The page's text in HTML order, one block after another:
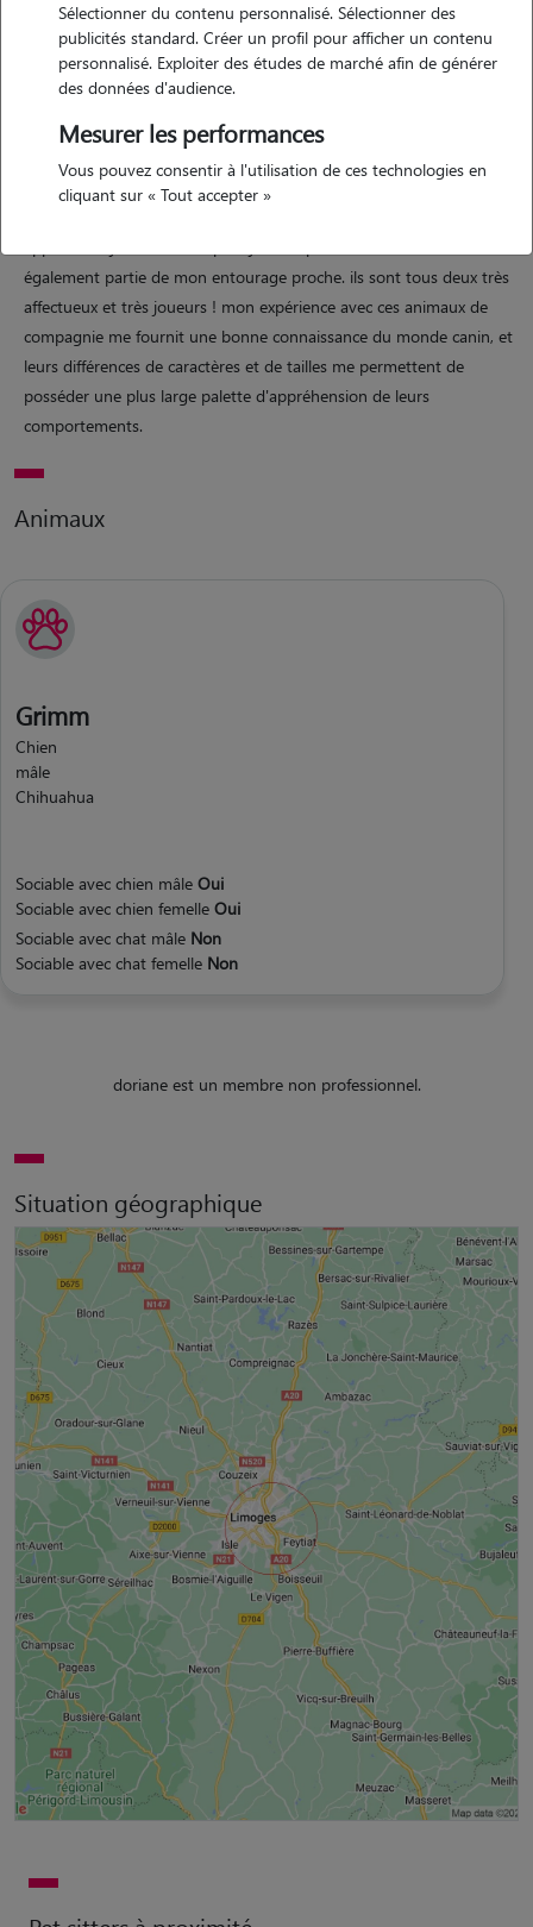
mieux pour prendre bien soin d'eux en l'absence de leurs familles.
membres. il possède un très fort caractère ! nous avons appris à vivre
également partie de mon entourage proche. ils sont tous deux très
affectueux et très joueurs ! mon expérience avec ces animaux de
compagnie me fournit une bonne connaissance du monde canin, et
leurs différences de caractères et de tailles me permettent de
posséder une plus large palette d'appréhension de leurs
comportements.
Animaux
Grimm
Chien
mâle
Chihuahua
Sociable avec chien mâle Oui
Sociable avec chien femelle Oui
Sociable avec chat mâle Non
Sociable avec chat femelle Non
doriane est un membre non professionnel.
Situation géographique
Sélectionner du contenu personnalisé. Sélectionner des
publicités standard. Créer un profil pour afficher un contenu
personnalisé. Exploiter des études de marché afin de générer
des données d'audience.
Mesurer les performances
Vous pouvez consentir à l'utilisation de ces technologies en
cliquant sur « Tout accepter »